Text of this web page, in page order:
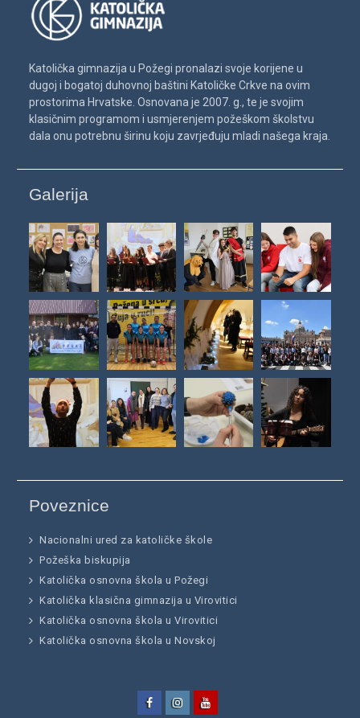
Katolička gimnazija u Požegi pronalazi svoje korijene u
dugoj i bogatoj duhovnoj baštini Katoličke Crkve na ovim
prostorima Hrvatske. Osnovana je 2007. g., te je svojim
klasičnim programom i usmjerenjem požeškom školstvu
dala onu potrebnu širinu koju zavrjeđuju mladi našega kraja.
Galerija
Poveznice
Nacionalni ured za katoličke škole
Požeška biskupija
Katolička osnovna škola u Požegi
Katolička klasična gimnazija u Virovitici
Katolička osnovna škola u Virovitici
Katolička osnovna škola u Novskoj